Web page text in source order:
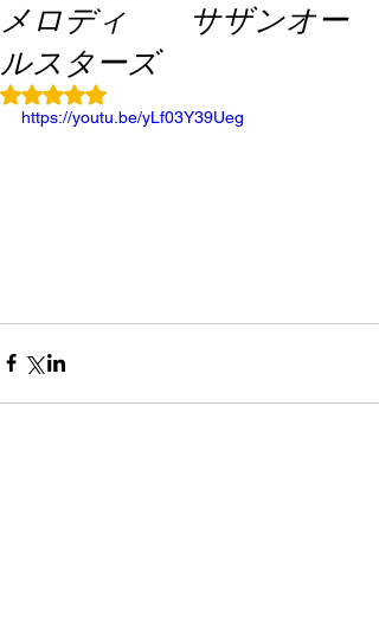
メロディ サザンオー
ルスターズ
5つ星のうちNaNと評価されています。
https://youtu.be/yLf03Y39Ueg